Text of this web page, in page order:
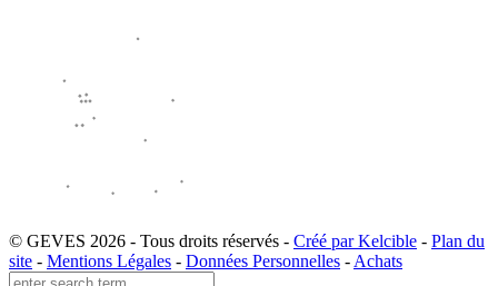
© GEVES 2026 - Tous droits réservés - Créé par Kelcible - Plan du
site - Mentions Légales - Données Personnelles - Achats